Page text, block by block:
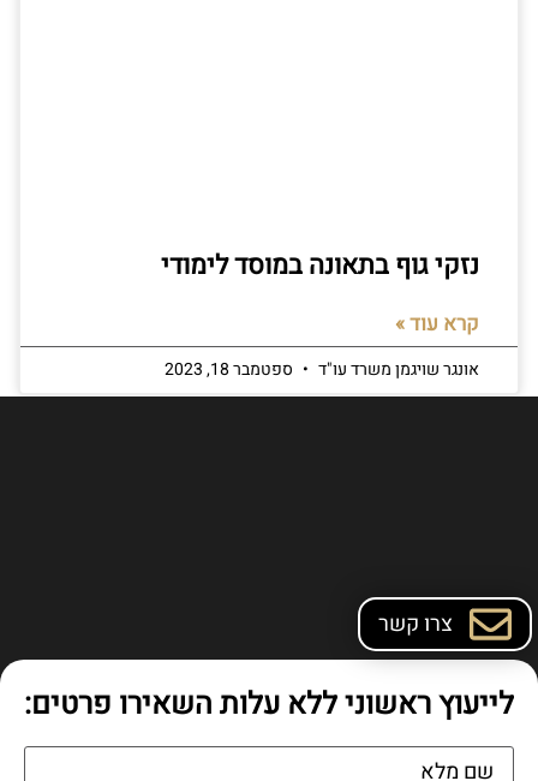
נזקי גוף בתאונה במוסד לימודי
קרא עוד »
אונגר שויגמן משרד עו"ד ספטמבר 18, 2023
לייעוץ ראשוני ללא עלות השאירו פרטים:
צרו קשר